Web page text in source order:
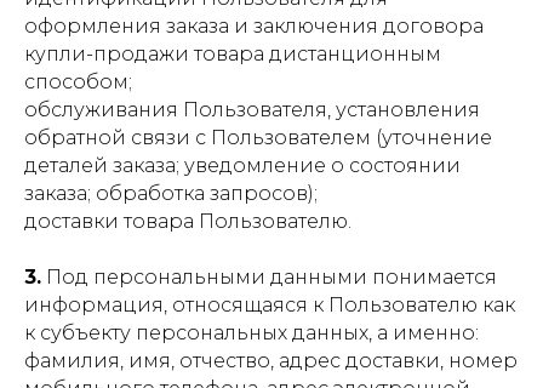
оформления заказа и заключения договора
купли-продажи товара дистанционным
способом;
обслуживания Пользователя, установления
обратной связи с Пользователем (уточнение
деталей заказа; уведомление о состоянии
заказа; обработка запросов);
доставки товара Пользователю.
3. Под персональными данными понимается
информация, относящаяся к Пользователю как
к субъекту персональных данных, а именно:
фамилия, имя, отчество, адрес доставки, номер